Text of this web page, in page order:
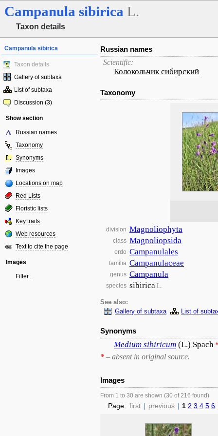
Campanula sibirica L.
Taxon details
Campanula sibirica
Taxon details
Gallery of subtaxa
List of subtaxa
Discussion (3)
Show section
Russian names
Taxonomy
Synonyms
Images
Locations on map
Red Lists
Floristic lists
Key traits
Web resources
Text to cite the page
Images
Filter...
Russian names
Scientific:
Колокольчик сибирский
Taxonomy
division Magnoliophyta
class Magnoliopsida
ordo Campanulales
familia Campanulaceae
genus Campanula
species sibiricaL.
See also:
Gallery of subtaxa
List of
Synonyms
Medium sibiricum (L.) Spach *
* – absent in original source.
Images
From 1 to 30 are shown (30 of 216 found)
Page: first | previous | 1 2 3 4 5 6